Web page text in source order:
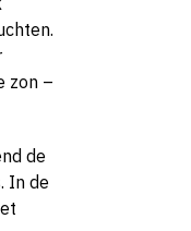
zon –
de
In de